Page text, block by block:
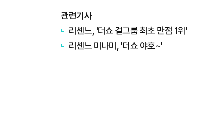
관련기사
리센느, '더쇼 걸그룹 최초 만점 1위'
리센느 미나미, '더쇼 야호~'